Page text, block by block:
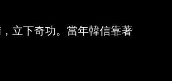
功。當年韓信靠著背水一戰